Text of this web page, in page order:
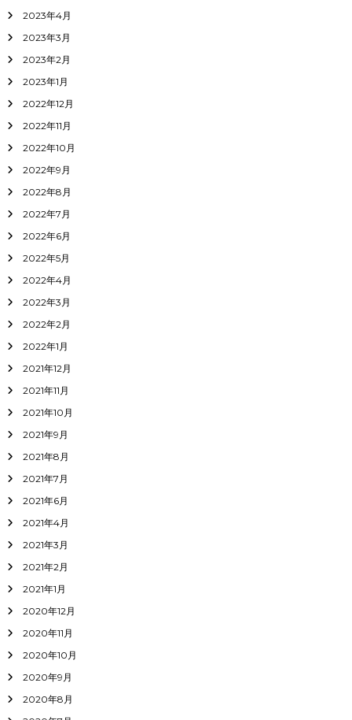
2023年4月
2023年3月
2023年2月
2023年1月
2022年12月
2022年11月
2022年10月
2022年9月
2022年8月
2022年7月
2022年6月
2022年5月
2022年4月
2022年3月
2022年2月
2022年1月
2021年12月
2021年11月
2021年10月
2021年9月
2021年8月
2021年7月
2021年6月
2021年4月
2021年3月
2021年2月
2021年1月
2020年12月
2020年11月
2020年10月
2020年9月
2020年8月